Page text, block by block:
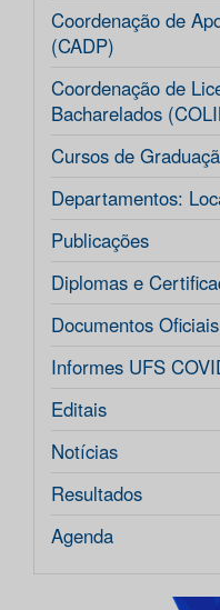
Coordenação de
(CADP)
Coordenação de
Bacharelados
Cursos de
Departamentos:
Publicações
Diplomas e
Documentos Oficiais
Informes UFS
Editais
Notícias
Resultados
Agenda